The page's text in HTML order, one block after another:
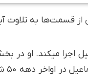
در یکی از قسمت‌ها به
میکند. او در
آیات ۹ تا